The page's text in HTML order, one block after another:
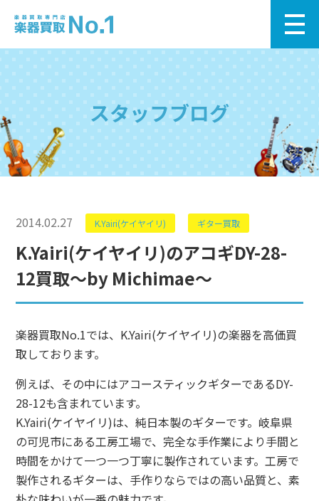
スタッフブログ
2014.02.27 K.Yairi(ケイヤイリ) ギター買取
K.Yairi(ケイヤイリ)のアコギDY-28-
12買取～by Michimae～
楽器買取No.1では、K.Yairi(ケイヤイリ)の楽器を高価買
取しております。
例えば、その中にはアコースティックギターであるDY-
28-12も含まれています。
K.Yairi(ケイヤイリ)は、純日本製のギターです。岐阜県
の可児市にある工房工場で、完全な手作業により手間と
時間をかけて一つ一つ丁寧に製作されています。工房で
製作されるギターは、手作りならではの高い品質と、素